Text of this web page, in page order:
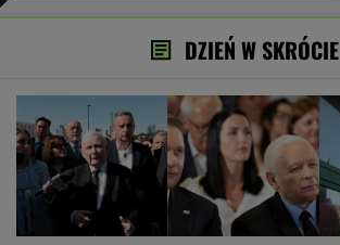
DZIEŃ W SKRÓCIE